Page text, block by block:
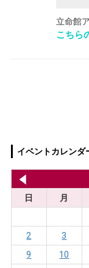
立命館
こちら
イベントカレンダ
日
月
2
3
9
10